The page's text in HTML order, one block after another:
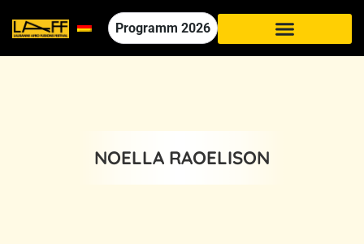
Programm 2026
NOELLA RAOELISON